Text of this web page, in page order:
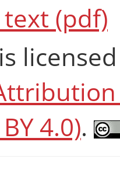
text (pdf)
4.0).